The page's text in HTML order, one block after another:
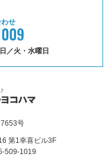
せ
／火・水曜日
号
第1幸喜ビル3F
509-1019